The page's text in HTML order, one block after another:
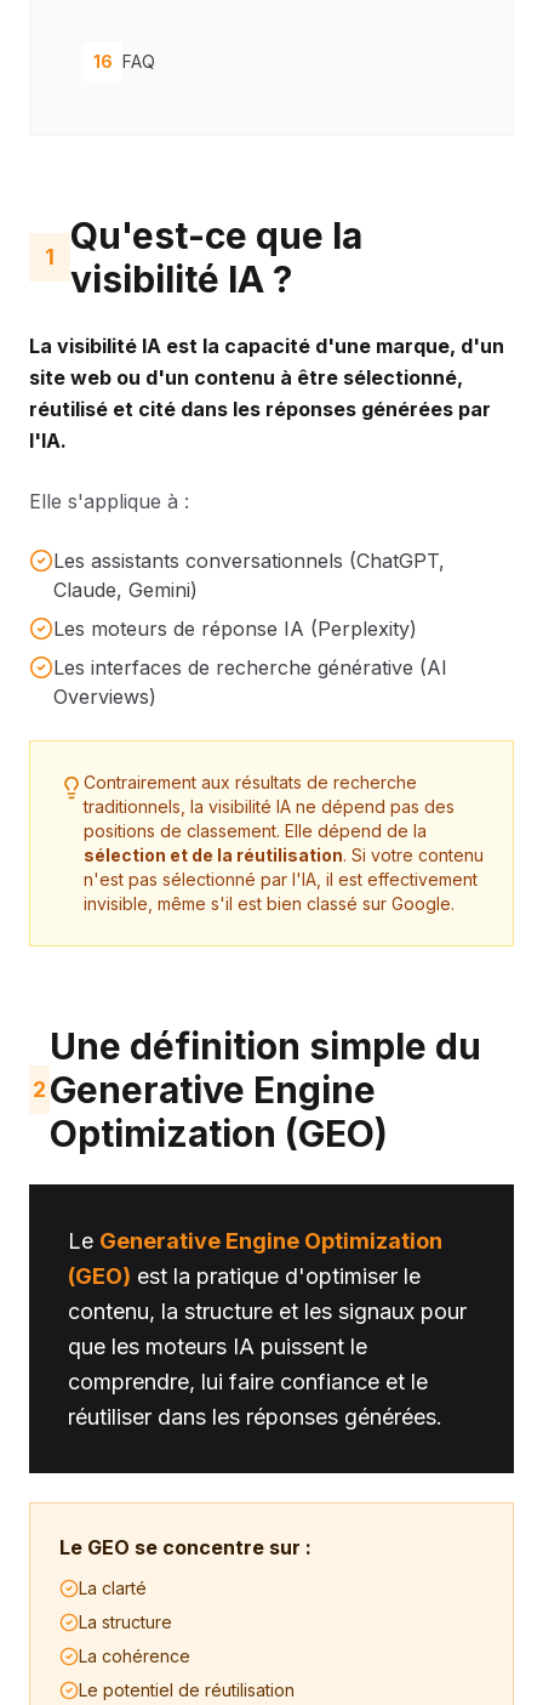
16 FAQ
1
Qu'est-ce que la
visibilité IA ?
La visibilité IA est la capacité d'une marque, d'un
site web ou d'un contenu à être sélectionné,
réutilisé et cité dans les réponses générées par
l'IA.
Elle s'applique à :
Les assistants conversationnels (ChatGPT,
Claude, Gemini)
Les moteurs de réponse IA (Perplexity)
Les interfaces de recherche générative (AI
Overviews)
Contrairement aux résultats de recherche
traditionnels, la visibilité IA ne dépend pas des
positions de classement. Elle dépend de la
sélection et de la réutilisation. Si votre contenu
n'est pas sélectionné par l'IA, il est effectivement
invisible, même s'il est bien classé sur Google.
2
Une définition simple du
Generative Engine
Optimization (GEO)
Le Generative Engine Optimization
(GEO) est la pratique d'optimiser le
contenu, la structure et les signaux pour
que les moteurs IA puissent le
comprendre, lui faire confiance et le
réutiliser dans les réponses générées.
Le GEO se concentre sur :
La clarté
La structure
La cohérence
Le potentiel de réutilisation